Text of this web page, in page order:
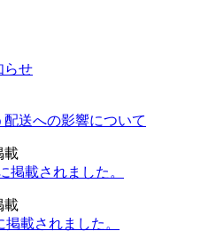
らせ
送への影響について
載
掲載されました。
載
載されました。